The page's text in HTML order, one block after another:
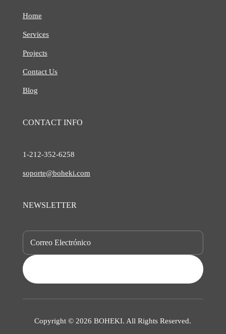
Home
Services
Projects
Contact Us
Blog
CONTACT INFO
1-212-352-6258
soporte@boheki.com
NEWSLETTER
Copyright © 2026 BOHEKI. All Rights Reserved.